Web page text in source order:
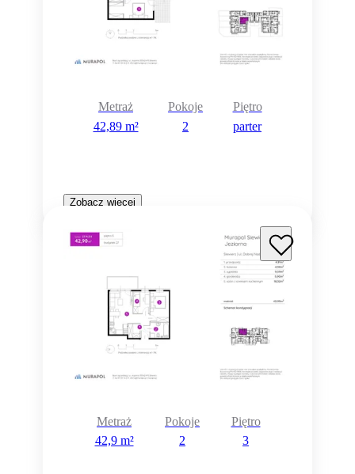
Metraż
42,89 m²
Pokoje
2
Piętro
parter
Zobacz więcej
Metraż
42,9 m²
Pokoje
2
Piętro
3